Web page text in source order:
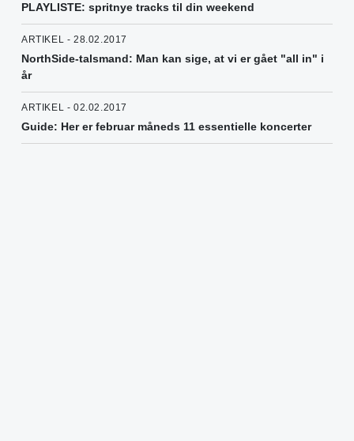
PLAYLISTE: spritnye tracks til din weekend
ARTIKEL - 28.02.2017
NorthSide-talsmand: Man kan sige, at vi er gået "all in" i
år
ARTIKEL - 02.02.2017
Guide: Her er februar måneds 11 essentielle koncerter